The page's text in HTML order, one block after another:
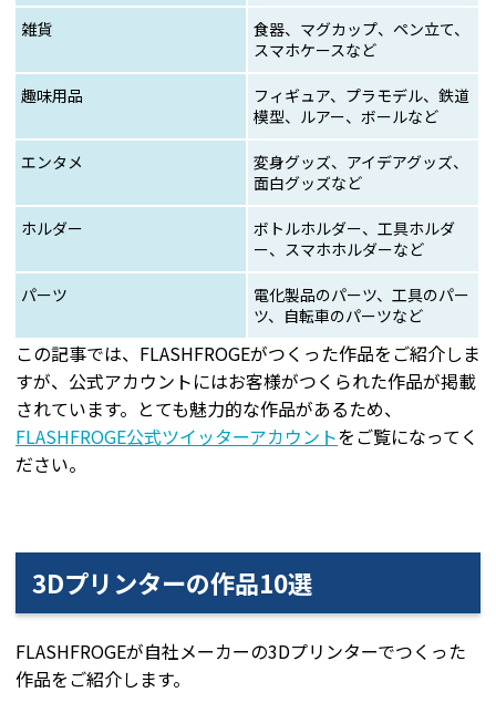
雑貨
食器、マグカップ、ペン立て、
スマホケースなど
趣味用品
フィギュア、プラモデル、鉄道
模型、ルアー、ボールなど
エンタメ
変身グッズ、アイデアグッズ、
面白グッズなど
ホルダー
ボトルホルダー、工具ホルダ
ー、スマホホルダーなど
パーツ
電化製品のパーツ、工具のパー
ツ、自転車のパーツなど
この記事では、FLASHFROGEがつくった作品をご紹介しま
すが、公式アカウントにはお客様がつくられた作品が掲載
されています。とても魅力的な作品があるため、
FLASHFROGE公式ツイッターアカウントをご覧になってく
ださい。
3Dプリンターの作品10選
FLASHFROGEが自社メーカーの3Dプリンターでつくった
作品をご紹介します。